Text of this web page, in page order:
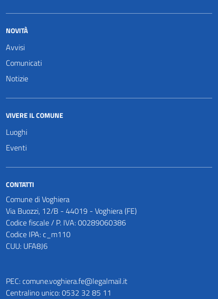
NOVITÀ
Avvisi
Comunicati
Notizie
VIVERE IL COMUNE
Luoghi
Eventi
CONTATTI
Comune di Voghiera
Via Buozzi, 12/B - 44019 - Voghiera (FE)
Codice fiscale / P. IVA: 00289060386
Codice IPA: c_m110
CUU: UFA8J6
PEC:comune.voghiera.fe@legalmail.it
Centralino unico: 0532 32 85 11